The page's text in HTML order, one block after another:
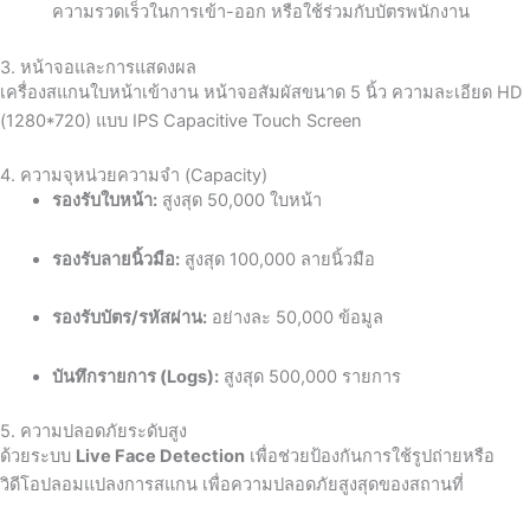
ความรวดเร็วในการเข้า-ออก หรือใช้ร่วมกับบัตรพนักงาน
3. หน้าจอและการแสดงผล
เครื่องสแกนใบหน้าเข้างาน หน้าจอสัมผัสขนาด 5 นิ้ว ความละเอียด HD
(1280*720) แบบ IPS Capacitive Touch Screen
4. ความจุหน่วยความจำ (Capacity)
รองรับใบหน้า:สูงสุด 50,000 ใบหน้า
รองรับลายนิ้วมือ:สูงสุด 100,000 ลายนิ้วมือ
รองรับบัตร/รหัสผ่าน:อย่างละ 50,000 ข้อมูล
บันทึกรายการ (Logs):สูงสุด 500,000 รายการ
5. ความปลอดภัยระดับสูง
ด้วยระบบ Live Face Detection เพื่อช่วยป้องกันการใช้รูปถ่ายหรือ
วิดีโอปลอมแปลงการสแกน เพื่อความปลอดภัยสูงสุดของสถานที่